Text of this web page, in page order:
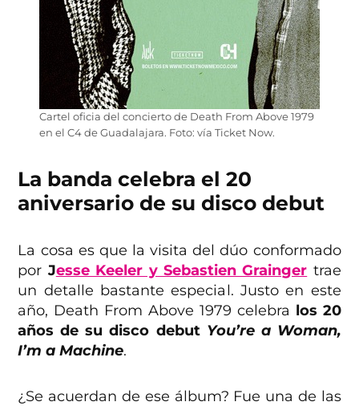
Cartel oficia del concierto de Death From Above 1979
en el C4 de Guadalajara. Foto: vía Ticket Now.
La banda celebra el 20
aniversario de su disco debut
La cosa es que la visita del dúo conformado
por Jesse Keeler y Sebastien Grainger trae
un detalle bastante especial. Justo en este
año, Death From Above 1979 celebra los 20
años de su disco debutYou’re a Woman,
I’m a Machine.
¿Se acuerdan de ese álbum? Fue una de las